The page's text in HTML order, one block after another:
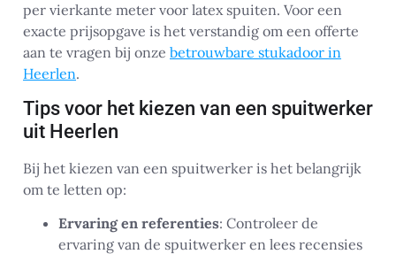
per vierkante meter voor latex spuiten. Voor een
exacte prijsopgave is het verstandig om een offerte
aan te vragen bij onze betrouwbare stukadoor in
Heerlen.
Tips voor het kiezen van een spuitwerker
uit Heerlen
Bij het kiezen van een spuitwerker is het belangrijk
om te letten op:
Ervaring en referenties: Controleer de
ervaring van de spuitwerker en lees recensies